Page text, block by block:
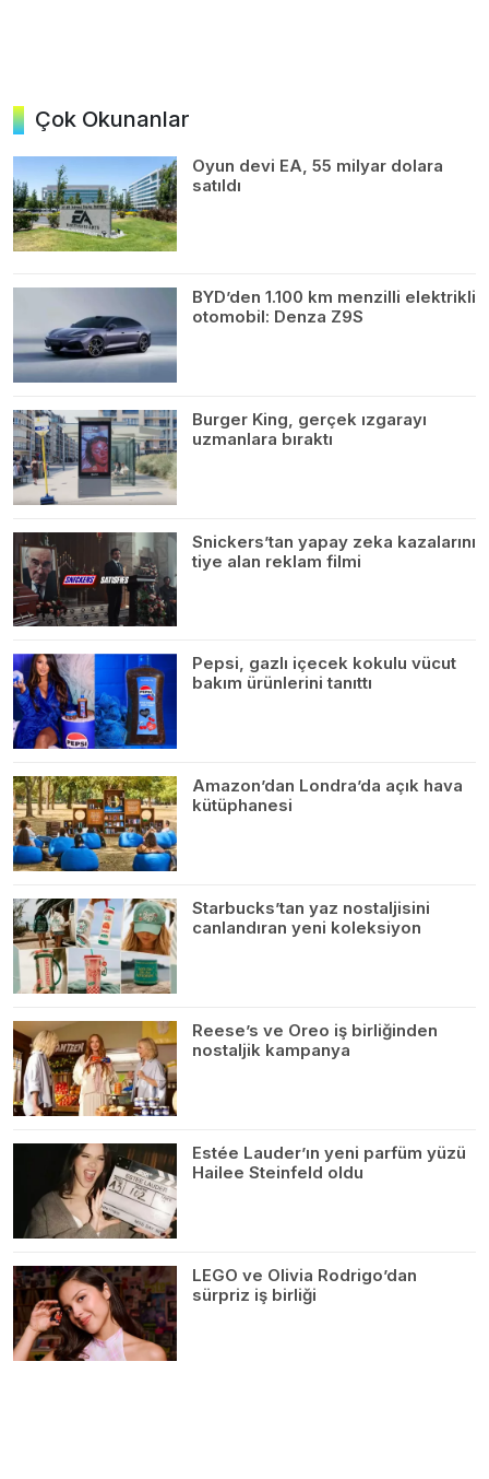
Çok Okunanlar
Oyun devi EA, 55 milyar dolara
satıldı
BYD’den 1.100 km menzilli elektrikli
otomobil: Denza Z9S
Burger King, gerçek ızgarayı
uzmanlara bıraktı
Snickers’tan yapay zeka kazalarını
tiye alan reklam filmi
Pepsi, gazlı içecek kokulu vücut
bakım ürünlerini tanıttı
Amazon’dan Londra’da açık hava
kütüphanesi
Starbucks’tan yaz nostaljisini
canlandıran yeni koleksiyon
Reese’s ve Oreo iş birliğinden
nostaljik kampanya
Estée Lauder’ın yeni parfüm yüzü
Hailee Steinfeld oldu
LEGO ve Olivia Rodrigo’dan
sürpriz iş birliği